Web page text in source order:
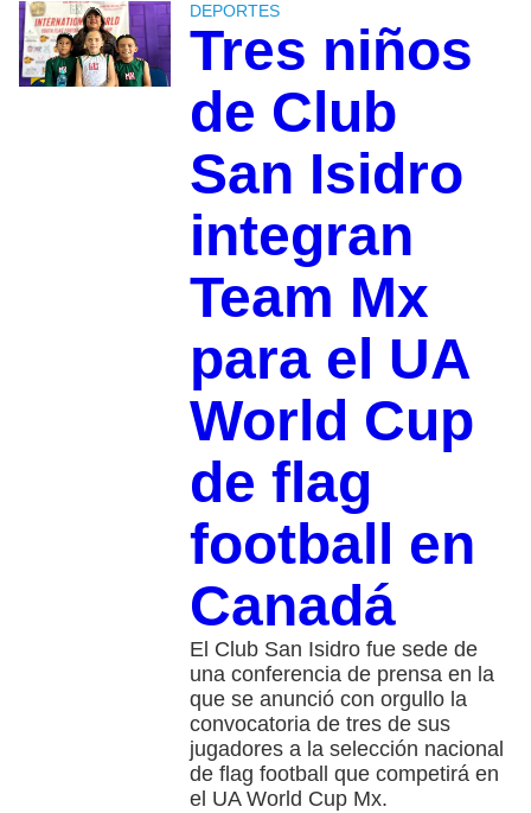
DEPORTES
Tres niños
de Club
San Isidro
integran
Team Mx
para el UA
World Cup
de flag
football en
Canadá
El Club San Isidro fue sede de
una conferencia de prensa en la
que se anunció con orgullo la
convocatoria de tres de sus
jugadores a la selección nacional
de flag football que competirá en
el UA World Cup Mx.